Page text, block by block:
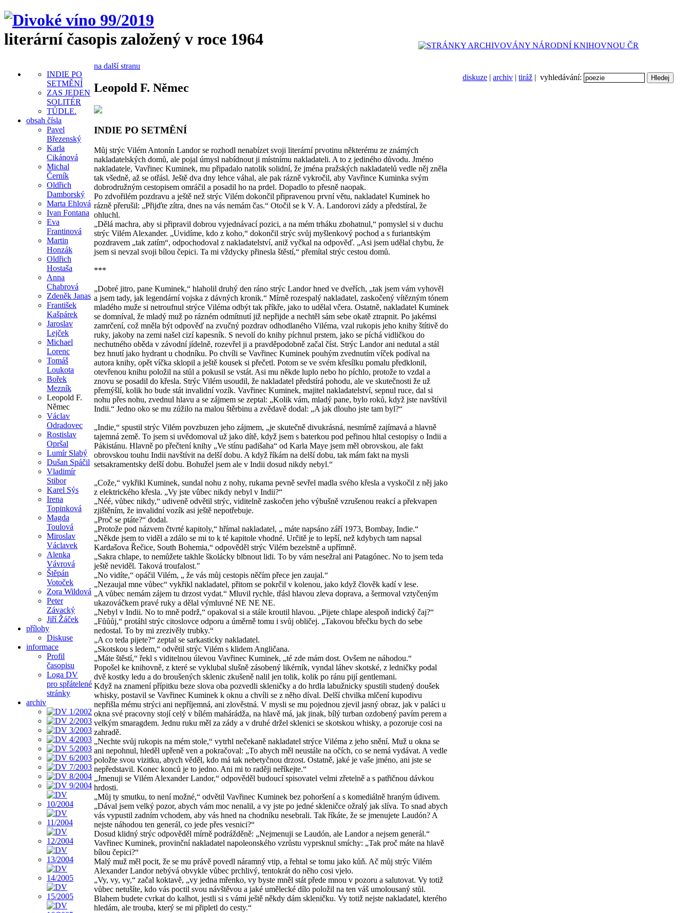
literární časopis založený v roce 1964
diskuze | archiv | tiráž | vyhledávání:
INDIE PO
SETMĚNÍ
ZAS JEDEN
SOLITÉR
TŮDLE.
obsah čísla
Pavel
Březenský
Karla
Cikánová
Michal
Černík
Oldřich
Damborský
Marta Ehlová
Ivan Fontana
Eva
Frantinová
Martin
Honzák
Oldřich
Hostaša
Anna
Chabrová
Zdeněk Janas
František
Kašpárek
Jaroslav
Lejček
Michael
Lorenc
Tomáš
Loukota
Bořek
Mezník
Leopold F.
Němec
Václav
Odradovec
Rostislav
Opršal
Lumír Slabý
Dušan Spáčil
Vladimír
Stibor
Karel Sýs
Irena
Topinková
Magda
Toulová
Miroslav
Václavek
Alenka
Vávrová
Štěpán
Votoček
Zora Wildová
Peter
Závacký
Jiří Žáček
přílohy
Diskuse
informace
Profil
časopisu
Loga DV
pro spřátelené
stránky
archiv
na další stranu
Leopold F. Němec
INDIE PO SETMĚNÍ
Můj strýc Vilém Antonín Landor se rozhodl nenabízet svoji literární prvotinu některému ze známých
nakladatelských domů, ale pojal úmysl nabídnout ji místnímu nakladateli. A to z jediného důvodu. Jméno
nakladatele, Vavřinec Kuminek, mu připadalo natolik solidní, že jména pražských nakladatelů vedle něj zněla
tak všedně, až se otřásl. Ještě dva dny lehce váhal, ale pak rázně vykročil, aby Vavřince Kuminka svým
dobrodružným cestopisem omráčil a posadil ho na prdel. Dopadlo to přesně naopak.
Po zdvořilém pozdravu a ještě než strýc Vilém dokončil připravenou první větu, nakladatel Kuminek ho
rázně přerušil: „Přijďte zítra, dnes na vás nemám čas.“ Otočil se k V. A. Landorovi zády a předstíral, že
ohluchl.
„Dělá machra, aby si připravil dobrou vyjednávací pozici, a na mém trháku zbohatnul,“ pomyslel si v duchu
strýc Vilém Alexander. „Uvidíme, kdo z koho,“ dokončil strýc svůj myšlenkový pochod a s furiantským
pozdravem „tak zatím“, odpochodoval z nakladatelství, aniž vyčkal na odpověď. „Asi jsem udělal chybu, že
jsem si nevzal svoji bílou čepici. Ta mi vždycky přinesla štěstí,“ přemítal strýc cestou domů.
***
„Dobré jitro, pane Kuminek,“ hlaholil druhý den ráno strýc Landor hned ve dveřích, „tak jsem vám vyhověl
a jsem tady, jak legendární vojska z dávných kronik.“ Mírně rozespalý nakladatel, zaskočený vítězným tónem
mladého muže si netroufnul strýce Viléma odbýt tak příkře, jako to udělal včera. Ostatně, nakladatel Kuminek
se domníval, že mladý muž po rázném odmítnutí již nepřijde a nechtěl sám sebe okatě ztrapnit. Po jakémsi
zamrčení, což mněla být odpověď na zvučný pozdrav odhodlaného Viléma, vzal rukopis jeho knihy štítivě do
ruky, jakoby na zemi našel cizí kapesník. S nevolí do knihy píchnul prstem, jako se píchá vidličkou do
nechutného oběda v závodní jídelně, rozevřel ji a pravděpodobně začal číst. Strýc Landor ani nedutal a stál
bez hnutí jako hydrant u chodníku. Po chvíli se Vavřinec Kuminek pouhým zvednutím víček podíval na
autora knihy, opět víčka sklopil a ještě kousek si přečetl. Potom se ve svém křesílku pomalu předklonil,
otevřenou knihu položil na stůl a pokusil se vstát. Asi mu někde luplo nebo ho píchlo, protože to vzdal a
znovu se posadil do křesla. Strýc Vilém usoudil, že nakladatel předstírá pohodu, ale ve skutečnosti že už
přemýšlí, kolik ho bude stát invalidní vozík. Vavřinec Kuminek, majitel nakladatelství, sepnul ruce, dal si
nohu přes nohu, zvednul hlavu a se zájmem se zeptal: „Kolik vám, mladý pane, bylo roků, když jste navštívil
Indii.“ Jedno oko se mu zúžilo na malou štěrbinu a zvědavě dodal: „A jak dlouho jste tam byl?“
„Indie,“ spustil strýc Vilém povzbuzen jeho zájmem, „je skutečně divukrásná, nesmírně zajímavá a hlavně
tajemná země. To jsem si uvědomoval už jako dítě, když jsem s baterkou pod peřinou hltal cestopisy o Indii a
Pákistánu. Hlavně po přečtení knihy „Ve stínu padišaha“ od Karla Maye jsem měl obrovskou, ale fakt
obrovskou touhu Indii navštívit na delší dobu. A když říkám na delší dobu, tak mám fakt na mysli
setsakramentsky delší dobu. Bohužel jsem ale v Indii dosud nikdy nebyl.“
„Cože,“ vykřikl Kuminek, sundal nohu z nohy, rukama pevně sevřel madla svého křesla a vyskočil z něj jako
z elektrického křesla. „Vy jste vůbec nikdy nebyl v Indii?“
„Néé, vůbec nikdy,“ udiveně odvětil strýc, viditelně zaskočen jeho výbušně vzrušenou reakcí a překvapen
zjištěním, že invalidní vozík asi ještě nepotřebuje.
„Proč se ptáte?“ dodal.
„Protože pod názvem čtvrté kapitoly,“ hřímal nakladatel, „ máte napsáno září 1973, Bombay, Indie.“
„Někde jsem to viděl a zdálo se mi to k té kapitole vhodné. Určitě je to lepší, než kdybych tam napsal
Kardašova Řečice, South Bohemia,“ odpověděl strýc Vilém bezelstně a upřímně.
„Sakra chlape, to nemůžete takhle školácky blbnout lidi. To by vám nesežral ani Patagónec. No to jsem teda
ještě neviděl. Taková troufalost."
„No vidíte,“ opáčil Vilém, „ že vás můj cestopis něčím přece jen zaujal.“
„Nezaujal mne vůbec“ vykřikl nakladatel, přitom se pokrčil v kolenou, jako když člověk kadí v lese.
„A vůbec nemám zájem tu drzost vydat.“ Mluvil rychle, třásl hlavou zleva doprava, a šermoval vztyčeným
ukazováčkem pravé ruky a dělal výmluvné NE NE NE.
„Nebyl v Indii. No to mně podrž,“ opakoval si a stále kroutil hlavou. „Pijete chlape alespoň indický čaj?“
„Fůůůj,“ protáhl strýc citoslovce odporu a úměrně tomu i svůj obličej. „Takovou břečku bych do sebe
nedostal. To by mi zrezivěly trubky.“
„A co teda pijete?“ zeptal se sarkasticky nakladatel.
„Skotskou s ledem,“ odvětil strýc Vilém s klidem Angličana.
„Máte štěstí,“ řekl s viditelnou úlevou Vavřinec Kuminek, „té zde mám dost. Ovšem ne náhodou.“
Popošel ke knihovně, z které se vyklubal slušně zásobený likérník, vyndal láhev skotské, z ledničky podal
dvě kostky ledu a do broušených sklenic zkušeně nalil jen tolik, kolik po ránu pijí gentlemani.
Když na znamení přípitku beze slova oba pozvedli skleničky a do hrdla labužnicky spustili studený doušek
whisky, postavil se Vavřinec Kuminek k oknu a chvíli se z něho díval. Delší chvilka mlčení kupodivu
nepřišla mému strýci ani nepříjemná, ani zlověstná. V mysli se mu pojednou zjevil jasný obraz, jak v paláci u
okna své pracovny stojí celý v bílém mahárádža, na hlavě má, jak jinak, bílý turban ozdobený pavím perem a
velkým smaragdem. Jednu ruku měl za zády a v druhé držel sklenici se skotskou whisky, a pozoruje cosi na
zahradě.
„Nechte svůj rukopis na mém stole,“ vytrhl nečekaně nakladatel strýce Viléma z jeho snění. Muž u okna se
ani nepohnul, hleděl upřeně ven a pokračoval: „To abych měl neustále na očích, co se nemá vydávat. A vedle
položte svou vizitku, abych věděl, kdo má tak nebetyčnou drzost. Ostatně, jaké je vaše jméno, ani jste se
nepředstavil. Konec konců je to jedno. Ani mi to raději neříkejte.“
„Jmenuji se Vilém Alexander Landor,“ odpověděl budoucí spisovatel velmi zřetelně a s patřičnou dávkou
hrdosti.
„Můj ty smutku, to není možné,“ odvětil Vavřinec Kuminek bez pohoršení a s komediálně hraným údivem.
„Dával jsem velký pozor, abych vám moc nenalil, a vy jste po jedné skleničce ožralý jak slíva. To snad abych
vás vypustil zadním vchodem, aby vás hned na chodníku nesebrali. Tak říkáte, že se jmenujete Laudón? A
nejste náhodou ten generál, co jede přes vesnici?“
Dosud klidný strýc odpověděl mírně podrážděně: „Nejmenuji se Laudón, ale Landor a nejsem generál.“
Vavřinec Kuminek, provinční nakladatel napoleonského vzrůstu vyprsknul smíchy: „Tak proč máte na hlavě
bílou čepici?“
Malý muž měl pocit, že se mu právě povedl náramný vtip, a řehtal se tomu jako kůň. Ač můj strýc Vilém
Alexander Landor nebývá obvykle vůbec prchlivý, tentokrát do něho cosi vjelo.
„Vy, vy, vy,“ začal koktavě, „vy jedna mřenko, vy byste mněl stát přede mnou v pozoru a salutovat. Vy totiž
vůbec netušíte, kdo vás poctil svou návštěvou a jaké umělecké dílo položil na ten váš umolousaný stůl.
Blahem budete cvrkat do kalhot, jestli si s vámi ještě někdy dám skleničku. Vy totiž nejste nakladatel, kterého
hledám, ale trouba, který se mi připletl do cesty.“